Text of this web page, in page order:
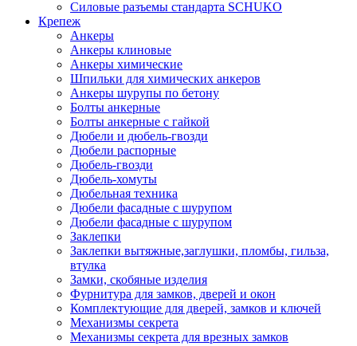
Силовые разъемы стандарта SCHUKO
Крепеж
Анкеры
Анкеры клиновые
Анкеры химические
Шпильки для химических анкеров
Анкеры шурупы по бетону
Болты анкерные
Болты анкерные с гайкой
Дюбели и дюбель-гвозди
Дюбели распорные
Дюбель-гвозди
Дюбель-хомуты
Дюбельная техника
Дюбели фасадные с шурупом
Дюбели фасадные с шурупом
Заклепки
Заклепки вытяжные,заглушки, пломбы, гильза,
втулка
Замки, скобяные изделия
Фурнитура для замков, дверей и окон
Комплектующие для дверей, замков и ключей
Механизмы секрета
Механизмы секрета для врезных замков